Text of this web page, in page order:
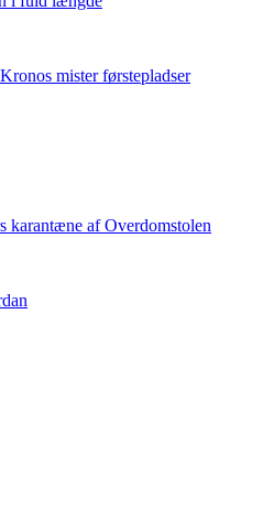
mister førstepladser
karantæne af Overdomstolen